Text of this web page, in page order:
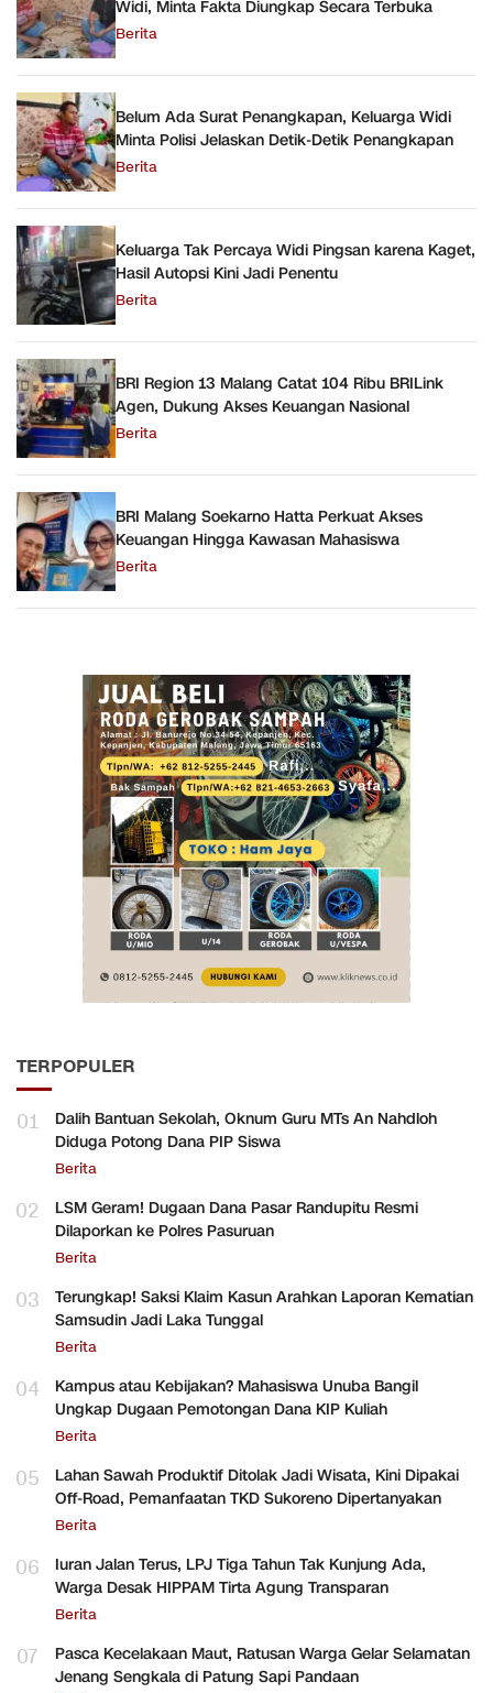
Widi, Minta Fakta Diungkap Secara Terbuka
Berita
Belum Ada Surat Penangkapan, Keluarga Widi
Minta Polisi Jelaskan Detik-Detik Penangkapan
Berita
Keluarga Tak Percaya Widi Pingsan karena Kaget,
Hasil Autopsi Kini Jadi Penentu
Berita
BRI Region 13 Malang Catat 104 Ribu BRILink
Agen, Dukung Akses Keuangan Nasional
Berita
BRI Malang Soekarno Hatta Perkuat Akses
Keuangan Hingga Kawasan Mahasiswa
Berita
TERPOPULER
01
Dalih Bantuan Sekolah, Oknum Guru MTs An Nahdloh
Diduga Potong Dana PIP Siswa
Berita
02
LSM Geram! Dugaan Dana Pasar Randupitu Resmi
Dilaporkan ke Polres Pasuruan
Berita
03
Terungkap! Saksi Klaim Kasun Arahkan Laporan Kematian
Samsudin Jadi Laka Tunggal
Berita
04
Kampus atau Kebijakan? Mahasiswa Unuba Bangil
Ungkap Dugaan Pemotongan Dana KIP Kuliah
Berita
05
Lahan Sawah Produktif Ditolak Jadi Wisata, Kini Dipakai
Off-Road, Pemanfaatan TKD Sukoreno Dipertanyakan
Berita
06
Iuran Jalan Terus, LPJ Tiga Tahun Tak Kunjung Ada,
Warga Desak HIPPAM Tirta Agung Transparan
Berita
07
Pasca Kecelakaan Maut, Ratusan Warga Gelar Selamatan
Jenang Sengkala di Patung Sapi Pandaan